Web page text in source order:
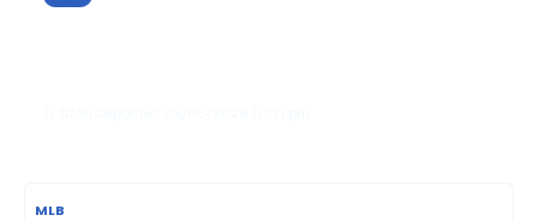
MLB